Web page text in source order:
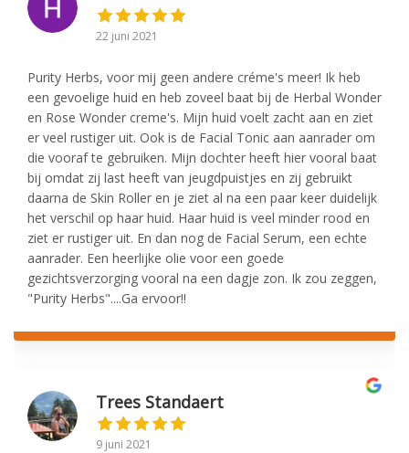
22 juni 2021
Purity Herbs, voor mij geen andere créme's meer! Ik heb
een gevoelige huid en heb zoveel baat bij de Herbal Wonder
en Rose Wonder creme's. Mijn huid voelt zacht aan en ziet
er veel rustiger uit. Ook is de Facial Tonic aan aanrader om
die vooraf te gebruiken. Mijn dochter heeft hier vooral baat
bij omdat zij last heeft van jeugdpuistjes en zij gebruikt
daarna de Skin Roller en je ziet al na een paar keer duidelijk
het verschil op haar huid. Haar huid is veel minder rood en
ziet er rustiger uit. En dan nog de Facial Serum, een echte
aanrader. Een heerlijke olie voor een goede
gezichtsverzorging vooral na een dagje zon. Ik zou zeggen,
"Purity Herbs"....Ga ervoor!!
Trees Standaert
9 juni 2021